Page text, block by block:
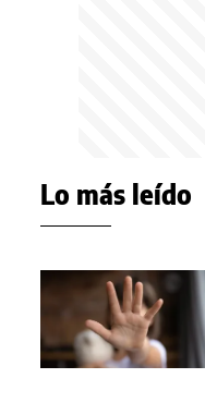
Lo más leído